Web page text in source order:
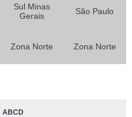
Sul Minas
Gerais
São Paulo
Zona Norte Zona Norte
ABCD